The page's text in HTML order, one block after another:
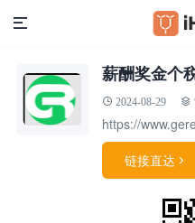
薪酬奖金个
2024-08-29
https://
链接直达 